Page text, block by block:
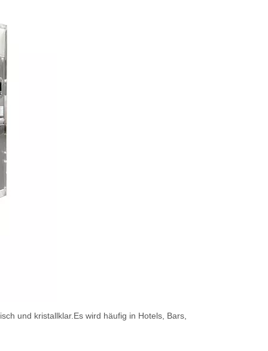
und kristallklar.Es wird häufig in Hotels, Bars,